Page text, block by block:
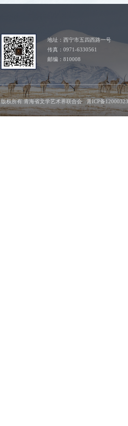
地址：西宁市五四西路一号
传真：0971-6330561
邮编：810008
版权所有:青海省文学艺术界联合会 青ICP备